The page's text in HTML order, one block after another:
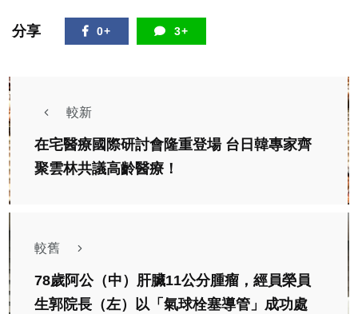
分享 0+ 3+
較新
在宅醫療國際研討會隆重登場 台日韓專家齊
聚雲林共議高齡醫療！
較舊
78歲阿公（中）肝臟11公分腫瘤，經員榮員
生郭院長（左）以「氣球栓塞導管」成功處